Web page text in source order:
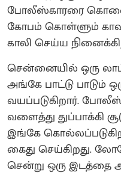
போலீஸ்காரரை
கோபம் கொள்ளும்
காலி செய்ய
சென்னையில் ஒரு
அங்கே பாட்டு
வயப்படுகிறார்.
வளைத்து துப்பாக்கி
இங்கே
கைது செய்கிறது.
சென்று ஒரு இடத்தை